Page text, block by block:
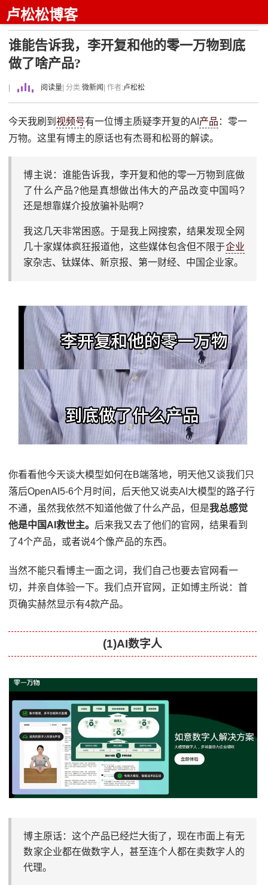
卢松松博客
谁能告诉我，李开复和他的零一万物到底
做了啥产品?
阅读量 | 分类:微新闻 | 作者:卢松松
今天我刷到视频号有一位博主质疑李开复的AI 产品 ：零一
万物。这里有博主的原话也有杰哥和松哥的解读。
博主说：谁能告诉我，李开复和他的零一万物到底做
了什么产品?他是真想做出伟大的产品改变中国吗?
还是想靠媒介投放骗补贴啊?
我这几天非常困惑。于是我上网搜索，结果发现全网
几十家媒体疯狂报道他，这些媒体包含但不限于企业
家杂志、钛媒体、新京报、第一财经、中国企业家。
你看看他今天谈大模型如何在B端落地，明天他又谈我们只
落后OpenAI5-6个月时间，后天他又说卖AI大模型的路子行
不通，虽然我依然不知道他做了什么产品，但是我总感觉
他是中国AI救世主。 后来我又去了他们的官网，结果看到
了4个产品，或者说4个像产品的东西。
当然不能只看博主一面之词，我们自己也要去官网看一
切，并亲自体验一下。我们点开官网，正如博主所说：首
页确实赫然显示有4款产品。
(1)AI数字人
博主原话：这个产品已经烂大街了，现在市面上有无
数家企业都在做数字人，甚至连个人都在卖数字人的
代理。